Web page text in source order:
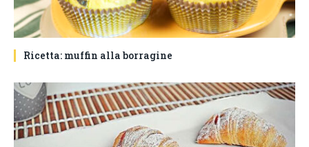
Ricetta: muffin alla borragine